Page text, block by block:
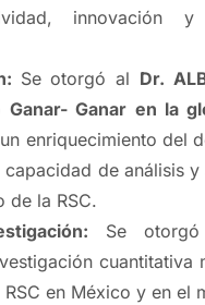
innovación
Se otorgó al Dr.
Ganar- Ganar en la
enriquecimiento del
de análisis
de la RSC.
Se
cuantitativa
en México y en el